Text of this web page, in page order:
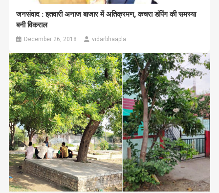
जनसंवाद : इतवारी अनाज बाजार में अतिक्रमण, कचरा डंपिंग की समस्या
बनी विकराल
December 26, 2018 vidarbhaapla